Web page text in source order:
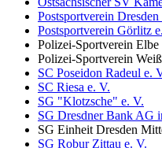
Postsportverein Dresden
Postsportverein Görlitz
Polizei-Sportverein Elbe
Polizei-Sportverein
SC Poseidon Radeul e.
SC Riesa e. V.
SG "Klotzsche" e. V.
SG Dresdner Bank AG
SG Einheit Dresden
SG Robur Zittau e. V.